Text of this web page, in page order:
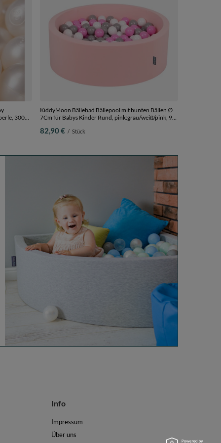
300
KiddyMoon Bällebad Bällepool mit bunten Bällen ∅
7Cm für Babys Kinder Rund, pink:grau/weiß/pink, 90
82,90 € / Stück
Info
Impressum
Über uns